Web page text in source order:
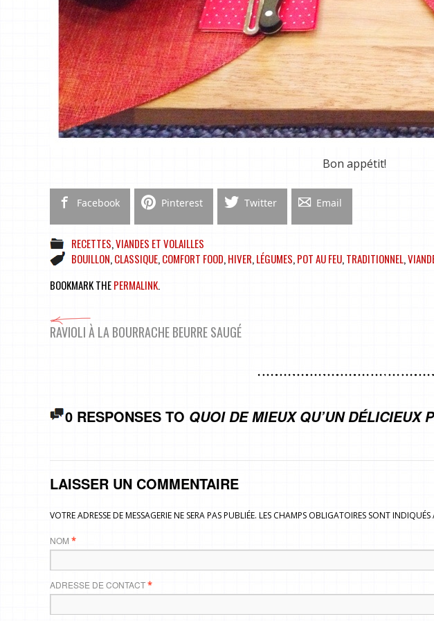
Bon appétit!
Facebook Pinterest Twitter Email
RECETTES,VIANDES ET VOLAILLES
BOUILLON,CLASSIQUE,COMFORT FOOD,HIVER,LÉGUMES,POT AU FEU,TRADITIONNEL,
BOOKMARK THEPERMALINK.
RAVIOLI À LA BOURRACHE BEURRE SAUGÉ
0 RESPONSES TO QUOI DE MIEUX QU’UN DÉLICIEUX
LAISSER UN COMMENTAIRE
VOTRE ADRESSE DE MESSAGERIE NE SERA PAS PUBLIÉE. LES CHAMPS OBLIGATOIRES SONT INDIQUÉS
NOM *
ADRESSE DE CONTACT*